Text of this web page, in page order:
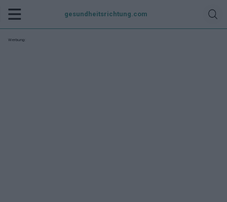
gesundheitsrichtung.com
Werbung: